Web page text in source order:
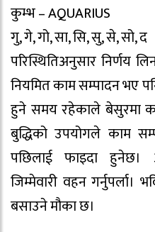
कुम्भ – AQUARIUS
गु, गे, गो, सा, सि, सु, से, सो, द
परिस्थितिअनुसार निर्णय
नियमित काम सम्पादन भए
हुने समय रहेकाले बेसुरमा
बुद्धिको उपयोगले काम
पछिलाई फाइदा हुनेछ।
जिम्मेवारी वहन
बसाउने मौका छ।